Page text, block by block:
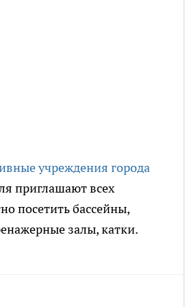
учреждения города
приглашают всех
посетить бассейны,
залы, катки.